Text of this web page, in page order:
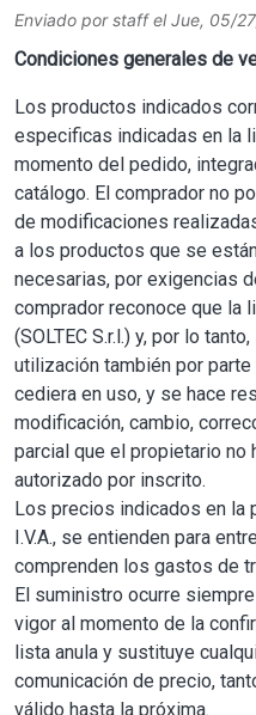
Enviado porstaffelJue, 05/
Condiciones generales de
Los productos indicados
especificas indicadas en la
momento del pedido,
catálogo. El comprador no
de modificaciones
a los productos que se
necesarias, por exigencias
comprador reconoce que la
(SOLTEC S.r.l.) y, por lo
utilización también por
cediera en uso, y se hace
modificación, cambio,
parcial que el propietario no
autorizado por inscrito.
Los precios indicados en la
I.V.A., se entienden para
comprenden los gastos de
El suministro ocurre
vigor al momento de la
lista anula y sustituye
comunicación de precio,
válido hasta la próxima.